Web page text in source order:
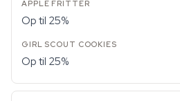
Op til 25%
Op til 25%